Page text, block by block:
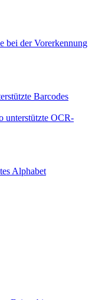
bei der Vorerkennung
Barcodes
OCR-
Alphabet